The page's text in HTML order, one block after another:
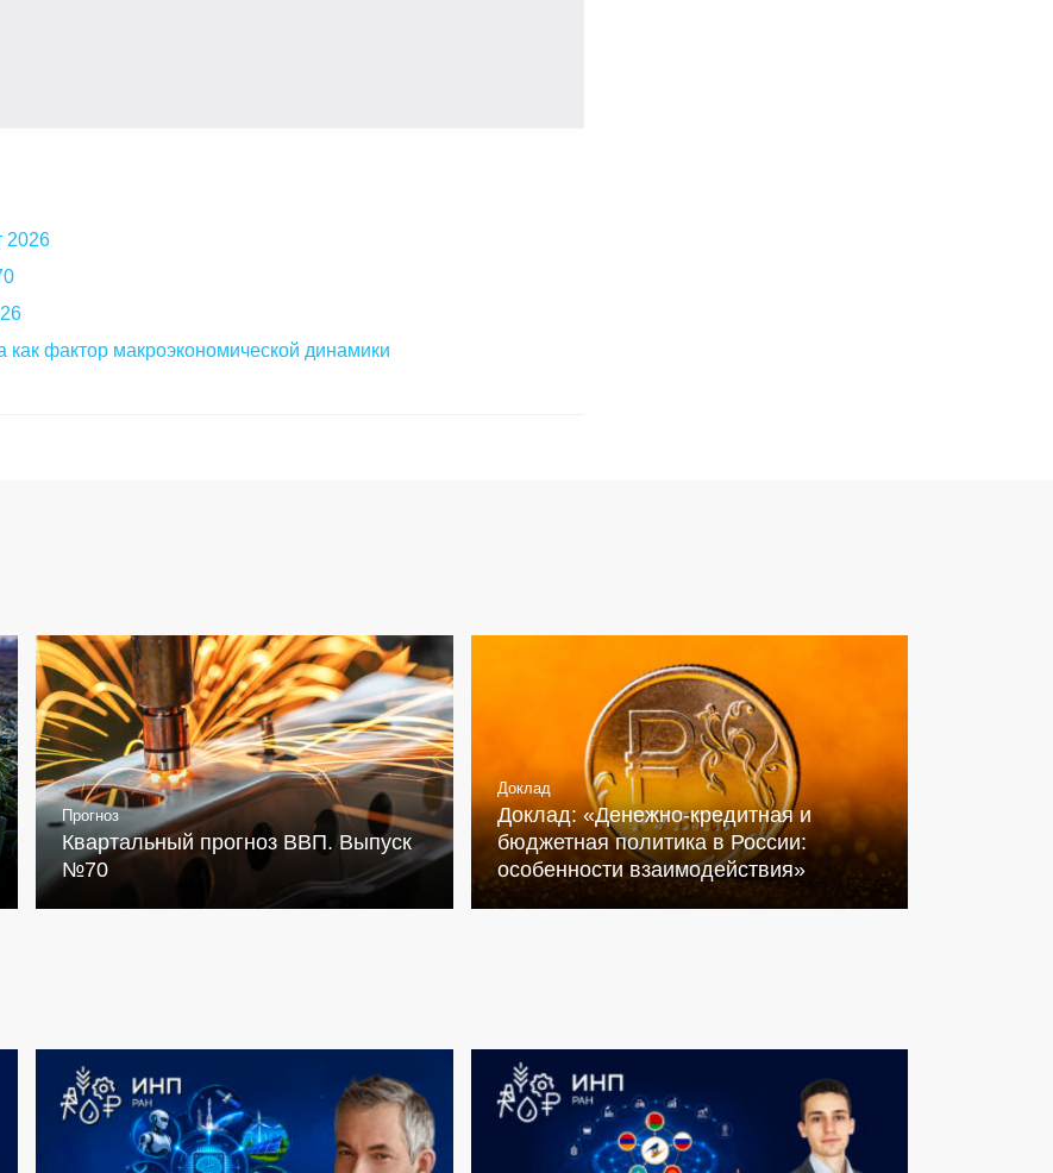
2026
как фактор макроэкономической динамики
Прогноз
Квартальный прогноз ВВП. Выпуск
№70
Доклад
Доклад: «Денежно-кредитная и
бюджетная политика в России:
особенности взаимодействия»